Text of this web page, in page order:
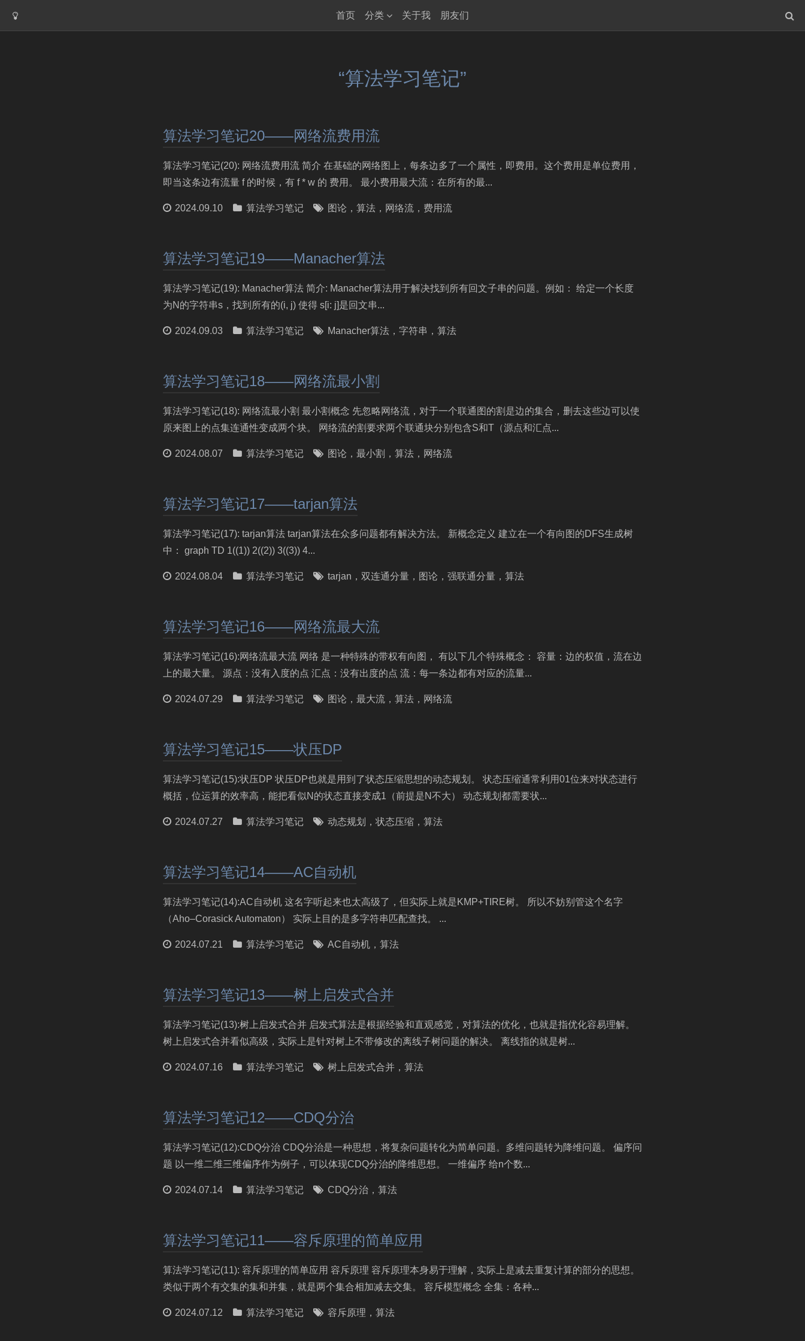
首页 分类 关于我 朋友们
“算法学习笔记”
算法学习笔记20——网络流费用流
算法学习笔记(20): 网络流费用流 简介 在基础的网络图上，每条边多了一个属性，即费用。这个费用是单位费用，
即当这条边有流量 f 的时候，有 f * w 的 费用。 最小费用最大流：在所有的最...
2024.09.10 算法学习笔记 图论 ， 算法， 网络流， 费用流
算法学习笔记19——Manacher算法
算法学习笔记(19): Manacher算法 简介: Manacher算法用于解决找到所有回文子串的问题。例如： 给定一个长度
为N的字符串s，找到所有的(i, j) 使得 s[i: j]是回文串...
2024.09.03 算法学习笔记 Manacher算法， 字符串 ， 算法
算法学习笔记18——网络流最小割
算法学习笔记(18): 网络流最小割 最小割概念 先忽略网络流，对于一个联通图的割是边的集合，删去这些边可以使
原来图上的点集连通性变成两个块。 网络流的割要求两个联通块分别包含S和T（源点和汇点...
2024.08.07 算法学习笔记 图论 ， 最小割 ， 算法， 网络流
算法学习笔记17——tarjan算法
算法学习笔记(17): tarjan算法 tarjan算法在众多问题都有解决方法。 新概念定义 建立在一个有向图的DFS生成树
中： graph TD 1((1)) 2((2)) 3((3)) 4...
2024.08.04 算法学习笔记 tarjan ， 双连通分量， 图论 ， 强联通分量， 算法
算法学习笔记16——网络流最大流
算法学习笔记(16):网络流最大流 网络 是一种特殊的带权有向图， 有以下几个特殊概念： 容量：边的权值，流在边
上的最大量。 源点：没有入度的点 汇点：没有出度的点 流：每一条边都有对应的流量...
2024.07.29 算法学习笔记 图论 ， 最大流， 算法， 网络流
算法学习笔记15——状压DP
算法学习笔记(15):状压DP 状压DP也就是用到了状态压缩思想的动态规划。 状态压缩通常利用01位来对状态进行
概括，位运算的效率高，能把看似N的状态直接变成1（前提是N不大） 动态规划都需要状...
2024.07.27 算法学习笔记 动态规划 ， 状态压缩， 算法
算法学习笔记14——AC自动机
算法学习笔记(14):AC自动机 这名字听起来也太高级了，但实际上就是KMP+TIRE树。 所以不妨别管这个名字
（Aho–Corasick Automaton） 实际上目的是多字符串匹配查找。 ...
2024.07.21 算法学习笔记 AC自动机， 算法
算法学习笔记13——树上启发式合并
算法学习笔记(13):树上启发式合并 启发式算法是根据经验和直观感觉，对算法的优化，也就是指优化容易理解。
树上启发式合并看似高级，实际上是针对树上不带修改的离线子树问题的解决。 离线指的就是树...
2024.07.16 算法学习笔记 树上启发式合并， 算法
算法学习笔记12——CDQ分治
算法学习笔记(12):CDQ分治 CDQ分治是一种思想，将复杂问题转化为简单问题。多维问题转为降维问题。 偏序问
题 以一维二维三维偏序作为例子，可以体现CDQ分治的降维思想。 一维偏序 给n个数...
2024.07.14 算法学习笔记 CDQ分治， 算法
算法学习笔记11——容斥原理的简单应用
算法学习笔记(11): 容斥原理的简单应用 容斥原理 容斥原理本身易于理解，实际上是减去重复计算的部分的思想。
类似于两个有交集的集和并集，就是两个集合相加减去交集。 容斥模型概念 全集：各种...
2024.07.12 算法学习笔记 容斥原理 ， 算法